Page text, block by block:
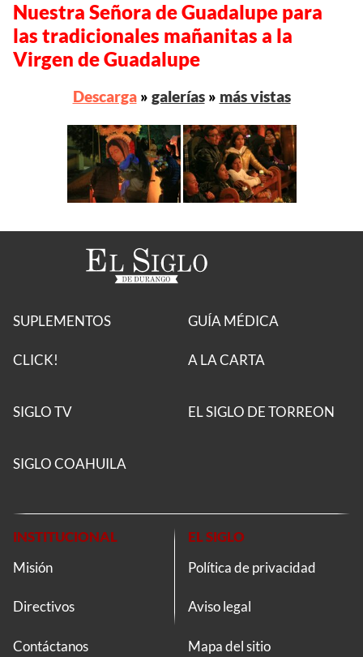
Nuestra Señora de Guadalupe para
las tradicionales mañanitas a la
Virgen de Guadalupe
Descarga» galerías» más vistas
SUPLEMENTOS
CLICK!
GUÍA MÉDICA
A LA CARTA
SIGLO TV EL SIGLO DE TORREON
SIGLO COAHUILA
INSTITUCIONAL
Misión
Directivos
Contáctanos
EL SIGLO
Política de privacidad
Aviso legal
Mapa del sitio